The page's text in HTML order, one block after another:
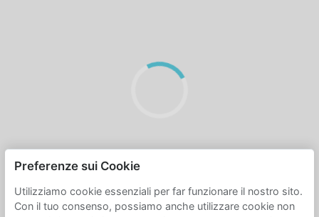
Preferenze sui Cookie
Utilizziamo cookie essenziali per far funzionare il nostro sito.
Con il tuo consenso, possiamo anche utilizzare cookie non